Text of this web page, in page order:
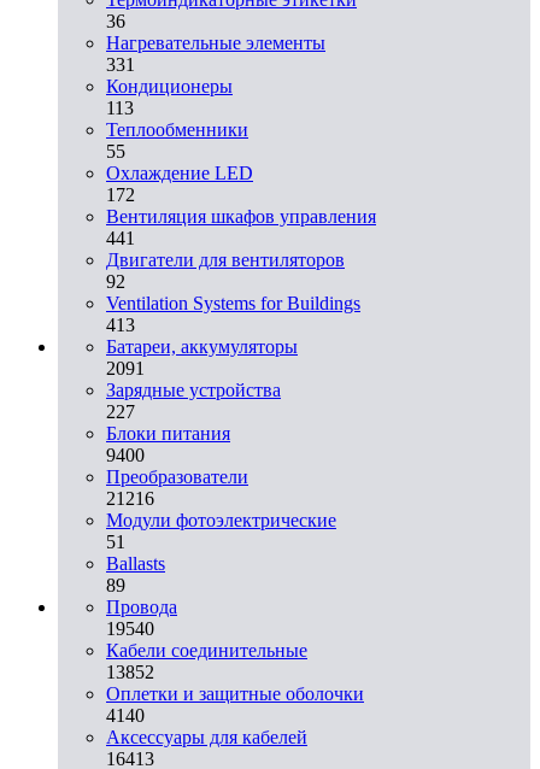
36
Нагревательные элементы
331
Кондиционеры
113
Теплообменники
55
Охлаждение LED
172
Вентиляция шкафов управления
441
Двигатели для вентиляторов
92
Ventilation Systems for Buildings
413
Батареи, аккумуляторы
2091
Зарядные устройства
227
Блоки питания
9400
Преобразователи
21216
Модули фотоэлектрические
51
Ballasts
89
Провода
19540
Кабели соединительные
13852
Оплетки и защитные оболочки
4140
Аксессуары для кабелей
16413